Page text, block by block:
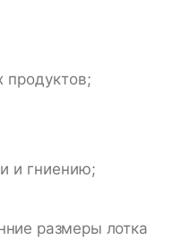
и гниению;
размеры лотка